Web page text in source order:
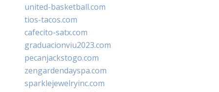
united-basketball.com
tios-tacos.com
cafecito-satx.com
graduacionviu2023.com
pecanjackstogo.com
zengardendayspa.com
sparklejewelryinc.com